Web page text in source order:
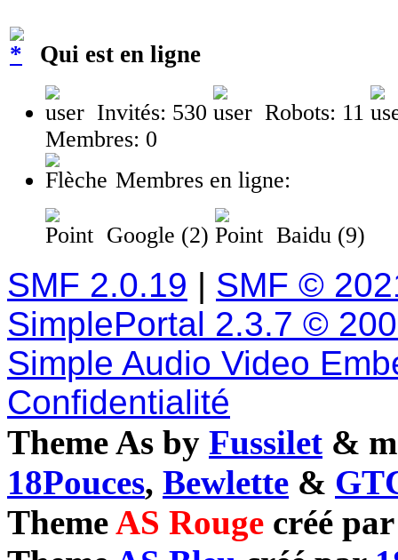
Qui est en ligne
Invités: 530
Robots: 11
Membres: 0
Membres en ligne:
Google (2) Baidu (9)
SMF 2.0.19 | SMF ©
SimplePortal 2.3.7 ©
Simple Audio Video
Confidentialité
Theme As by Fussilet &
18Pouces, Bewlette &
ThemeAS Rouge créé